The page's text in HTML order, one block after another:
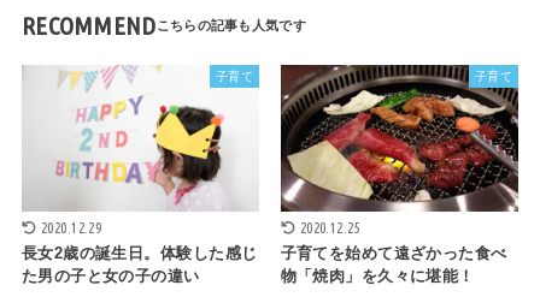
RECOMMEND
子育て
2020.12.29
長女2歳の誕生日。体験した感じ
た男の子と女の子の違い
子育て
2020.12.25
子育てを始めて遠ざかった食べ
物「焼肉」を久々に堪能！